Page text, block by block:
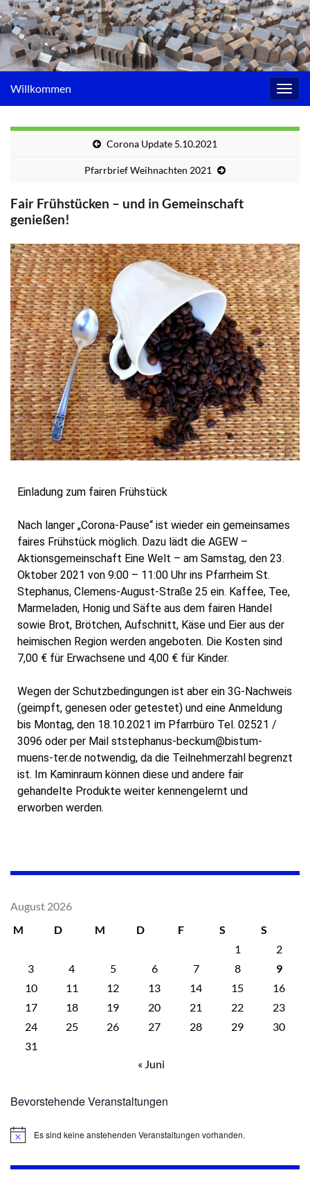
Willkommen
Corona Update 5.10.2021
Pfarrbrief Weihnachten 2021
Fair Frühstücken – und in Gemeinschaft
genießen!
Einladung zum fairen Frühstück
Nach langer „Corona-Pause“ ist wieder ein gemeinsames
faires Frühstück möglich. Dazu lädt die AGEW –
Aktionsgemeinschaft Eine Welt – am Samstag, den 23.
Oktober 2021 von 9:00 – 11:00 Uhr ins Pfarrheim St.
Stephanus, Clemens-August-Straße 25 ein. Kaffee, Tee,
Marmeladen, Honig und Säfte aus dem fairen Handel
sowie Brot, Brötchen, Aufschnitt, Käse und Eier aus der
heimischen Region werden angeboten. Die Kosten sind
7,00 € für Erwachsene und 4,00 € für Kinder.
Wegen der Schutzbedingungen ist aber ein 3G-Nachweis
(geimpft, genesen oder getestet) und eine Anmeldung
bis Montag, den 18.10.2021 im Pfarrbüro Tel. 02521 /
3096 oder per Mail ststephanus-beckum@bistum-
muens-ter.de notwendig, da die Teilnehmerzahl begrenzt
ist. Im Kaminraum können diese und andere fair
gehandelte Produkte weiter kennengelernt und
erworben werden.
August 2026
M
D M D F S
S
1
2
3
4 5 6 7 8
9
10
11 12 13 14 15
16
17
18 19 20 21 22
23
24
25 26 27 28 29
30
31
« Juni
Bevorstehende Veranstaltungen
HinweisEs sind keine anstehenden Veranstaltungen vorhanden.